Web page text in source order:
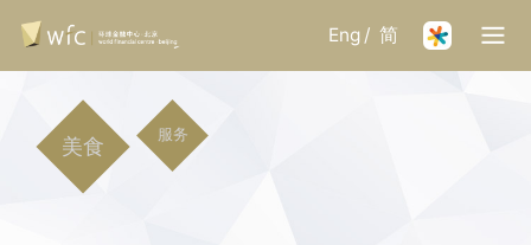
Eng / 简
美食 服务